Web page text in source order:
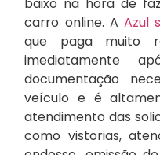
carro online. A Azul
que paga muito
imediatamente
documentação
veículo e é
atendimento das
como vistorias,